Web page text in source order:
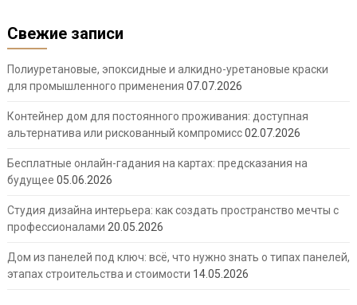
Свежие записи
Полиуретановые, эпоксидные и алкидно-уретановые краски
для промышленного применения 07.07.2026
Контейнер дом для постоянного проживания: доступная
альтернатива или рискованный компромисс02.07.2026
Бесплатные онлайн-гадания на картах: предсказания на
будущее 05.06.2026
Студия дизайна интерьера: как создать пространство мечты с
профессионалами 20.05.2026
Дом из панелей под ключ: всё, что нужно знать о типах панелей,
этапах строительства и стоимости 14.05.2026